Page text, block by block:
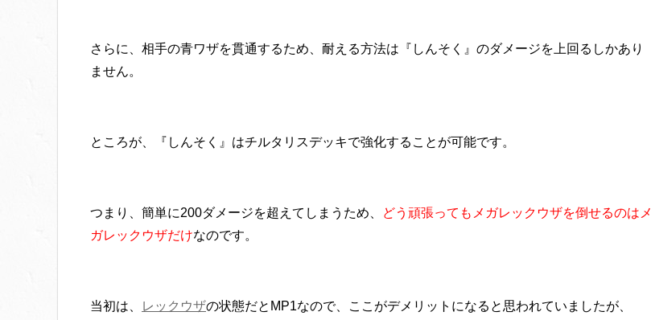
さらに、相手の青ワザを貫通するため、耐える方法は『しんそく』のダメージを上回るしかあり
ません。
ところが、『しんそく』はチルタリスデッキで強化することが可能です。
つまり、簡単に200ダメージを超えてしまうため、
どう頑張ってもメガレックウザを倒せるのはメ
ガレックウザだけなのです。
当初は、 レックウザの状態だとMP1なので、ここがデメリットになると思われていましたが、